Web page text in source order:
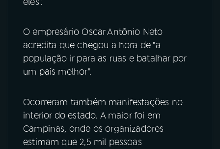
O empresário Oscar Antônio Neto
acredita que chegou a hora de "a
população ir para as ruas e batalhar por
um país melhor".
Ocorreram também manifestações no
interior do estado. A maior foi em
Campinas, onde os organizadores
estimam que 2,5 mil pessoas